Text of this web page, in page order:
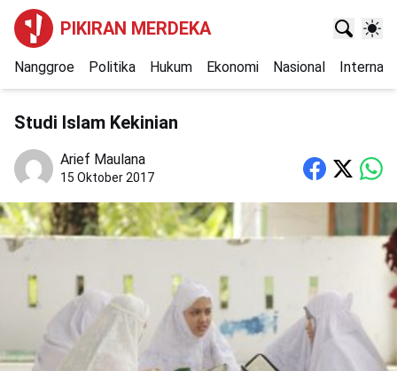
PIKIRAN MERDEKA
Nanggroe Politika Hukum Ekonomi Nasional
Studi Islam Kekinian
Arief Maulana
15 Oktober 2017